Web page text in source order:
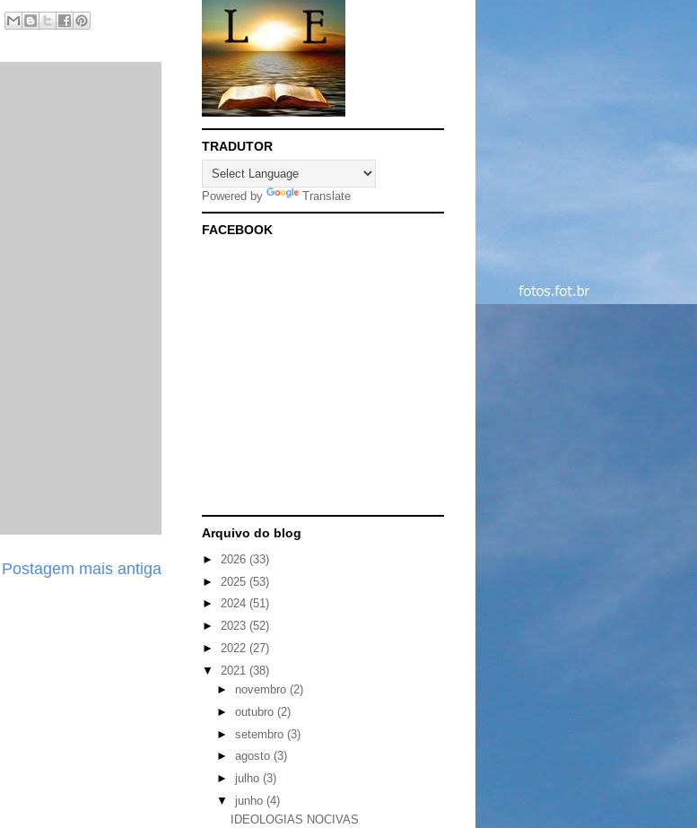
Postagem mais antiga
TRADUTOR
Powered by Translate
FACEBOOK
Arquivo do blog
► 2026 (33)
► 2025 (53)
► 2024 (51)
► 2023 (52)
► 2022 (27)
▼ 2021 (38)
► novembro (2)
► outubro (2)
► setembro (3)
► agosto (3)
► julho (3)
▼ junho (4)
IDEOLOGIAS NOCIVAS